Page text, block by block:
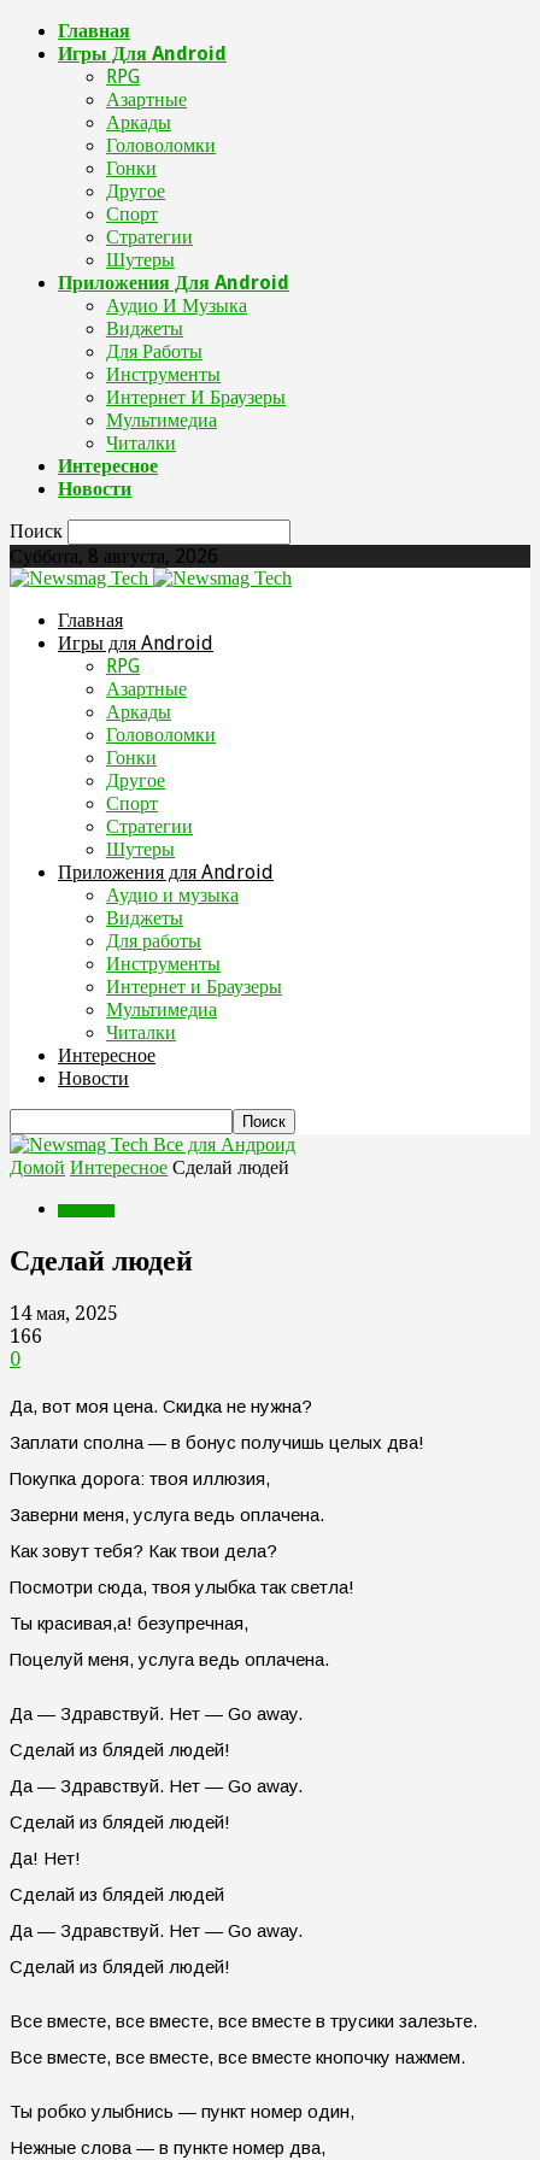
Главная
Игры Для Android
RPG
Азартные
Аркады
Головоломки
Гонки
Другое
Спорт
Стратегии
Шутеры
Приложения Для Android
Аудио И Музыка
Виджеты
Для Работы
Инструменты
Интернет И Браузеры
Мультимедиа
Читалки
Интересное
Новости
Поиск
Суббота, 8 августа, 2026
Главная
Игры для Android
RPG
Азартные
Аркады
Головоломки
Гонки
Другое
Спорт
Стратегии
Шутеры
Приложения для Android
Аудио и музыка
Виджеты
Для работы
Инструменты
Интернет и Браузеры
Мультимедиа
Читалки
Интересное
Новости
Все для Андроид
Домой Интересное Сделай людей
Сделай людей
14 мая, 2025
166
0
Да, вот моя цена. Скидка не нужна?
Заплати сполна — в бонус получишь целых два!
Покупка дорога: твоя иллюзия,
Заверни меня, услуга ведь оплачена.
Как зовут тебя? Как твои дела?
Посмотри сюда, твоя улыбка так светла!
Ты красивая,а! безупречная,
Поцелуй меня, услуга ведь оплачена.
Да — Здравствуй. Нет — Go away.
Сделай из блядей людей!
Да — Здравствуй. Нет — Go away.
Сделай из блядей людей!
Да! Нет!
Сделай из блядей людей
Да — Здравствуй. Нет — Go away.
Сделай из блядей людей!
Все вместе, все вместе, все вместе в трусики залезьте.
Все вместе, все вместе, все вместе кнопочку нажмем.
Ты робко улыбнись — пункт номер один,
Нежные слова — в пункте номер два,